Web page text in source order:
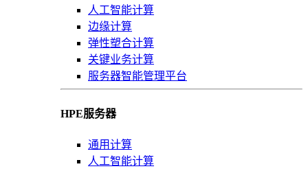
人工智能计算
边缘计算
弹性塑合计算
关键业务计算
服务器智能管理平台
HPE服务器
通用计算
人工智能计算